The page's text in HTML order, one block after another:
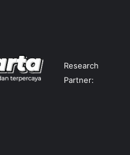
Research
Partner: